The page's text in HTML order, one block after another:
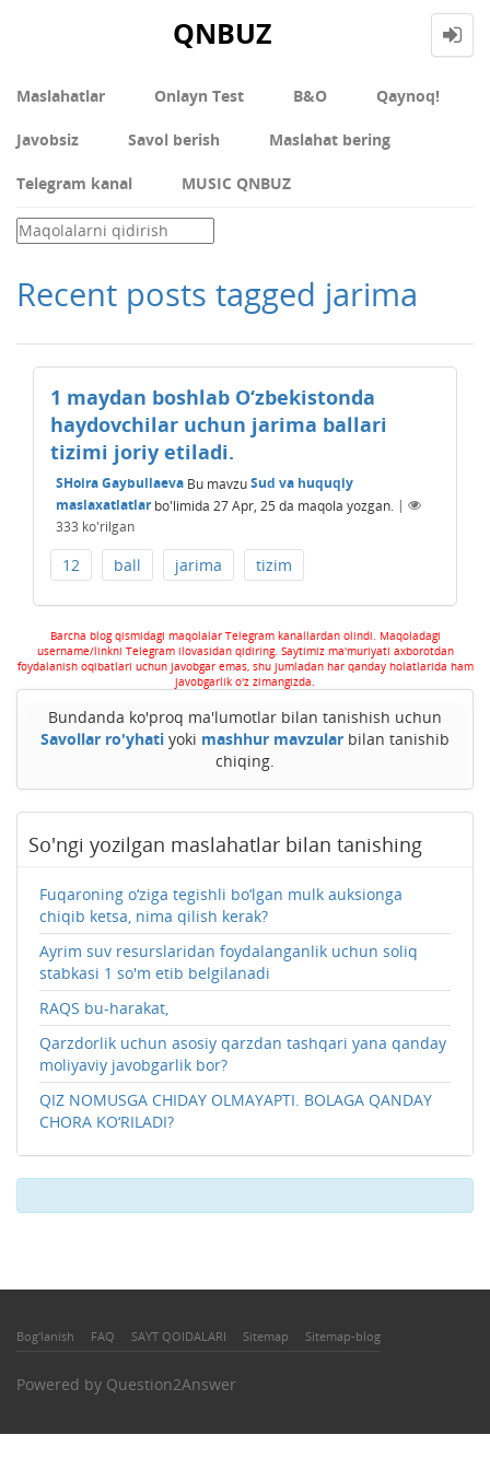
QNBUZ
Maslahatlar Onlayn Test В&О Qaynoq!
Javobsiz Savol berish Maslahat bering
Telegram kanal MUSIC QNBUZ
Recent posts tagged jarima
1 maydan boshlab O‘zbekistonda
haydovchilar uchun jarima ballari
tizimi joriy etiladi.
SHoira Gaybullaeva Bu mavzuSud va huquqiy
maslaxatlatlarbo'limida 27 Apr, 25 da maqola yozgan. |
333 ko'rilgan
12 ball jarima tizim
Barcha blog qismidagi maqolalar Telegram kanallardan olindi. Maqoladagi
username/linkni Telegram ilovasidan qidiring. Saytimiz ma'muriyati axborotdan
foydalanish oqibatlari uchun javobgar emas, shu jumladan har qanday holatlarida ham
javobgarlik o'z zimangizda.
Bundanda ko'proq ma'lumotlar bilan tanishish uchun
Savollar ro'yhati yoki mashhur mavzular bilan tanishib
chiqing.
So'ngi yozilgan maslahatlar bilan tanishing
Fuqaroning o‘ziga tegishli bo‘lgan mulk auksionga
chiqib ketsa, nima qilish kerak?
Ayrim suv resurslaridan foydalanganlik uchun soliq
stabkasi 1 so'm etib belgilanadi
RAQS bu-harakat,
Qarzdorlik uchun asosiy qarzdan tashqari yana qanday
moliyaviy javobgarlik bor?
QIZ NOMUSGA CHIDAY OLMAYAPTI. BOLAGA QANDAY
CHORA KO‘RILADI?
Bog'lanish FAQ SAYT QOIDALARI Sitemap Sitemap-blog
Powered by Question2Answer